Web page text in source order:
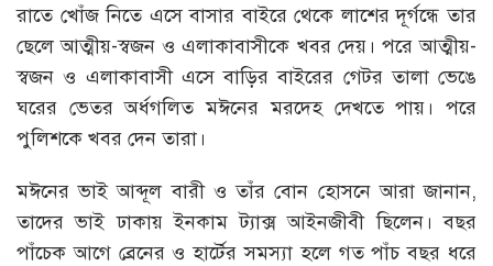
রাতে খোঁজ নিতে এসে বাসার বাইরে থেকে লাশের দূর্গন্ধে তার
ছেলে আত্মীয়-স্বজন ও এলাকাবাসীকে খবর দেয়। পরে আত্মীয়-
স্বজন ও এলাকাবাসী এসে বাড়ির বাইরের গেটর তালা ভেঙে
ঘরের ভেতর অর্ধগলিত মঈনের মরদেহ দেখতে পায়। পরে
পুলিশকে খবর দেন তারা।
মঈনের ভাই আব্দূল বারী ও তাঁর বোন হোসনে আরা জানান,
তাদের ভাই ঢাকায় ইনকাম ট্যাক্স আইনজীবী ছিলেন। বছর
পাঁচেক আগে ব্রেনের ও হার্টের সমস্যা হলে গত পাঁচ বছর ধরে